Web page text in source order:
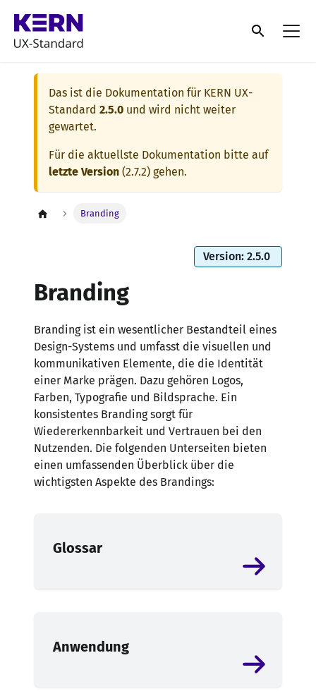
Das ist die Dokumentation für KERN UX-
Standard 2.5.0 und wird nicht weiter
gewartet.
Für die aktuellste Dokumentation bitte auf
letzte Version (2.7.2) gehen.
Branding
Version: 2.5.0
Branding
Branding ist ein wesentlicher Bestandteil eines
Design-Systems und umfasst die visuellen und
kommunikativen Elemente, die die Identität
einer Marke prägen. Dazu gehören Logos,
Farben, Typografie und Bildsprache. Ein
konsistentes Branding sorgt für
Wiedererkennbarkeit und Vertrauen bei den
Nutzenden. Die folgenden Unterseiten bieten
einen umfassenden Überblick über die
wichtigsten Aspekte des Brandings:
Glossar
Anwendung